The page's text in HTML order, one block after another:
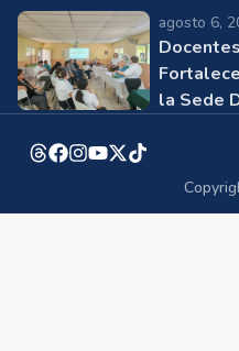
agosto 6,
la Sede